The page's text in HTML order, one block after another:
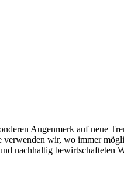
Augenmerk auf neue
wir, wo immer
nachhaltig bewirtschafteten